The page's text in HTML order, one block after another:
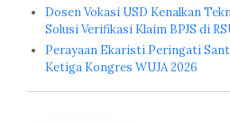
Dosen Vokasi USD Kenalkan
Solusi Verifikasi Klaim BPJS di
Perayaan Ekaristi Peringati
Ketiga Kongres WUJA 2026